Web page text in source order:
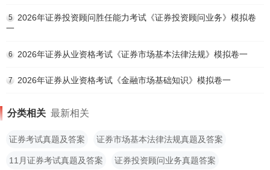
5
2026年证券投资顾问胜任能力考试《证券投资顾问业务》模拟卷
一
6 2026年证券从业资格考试《证券市场基本法律法规》模拟卷一
7 2026年证券从业资格考试《金融市场基础知识》模拟卷一
分类相关 最新相关
证券考试真题及答案 证券市场基本法律法规真题及答案
11月证券考试真题及答案 证券投资顾问业务真题答案